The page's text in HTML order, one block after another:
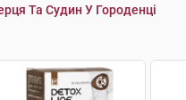
Та Судин У Городенці